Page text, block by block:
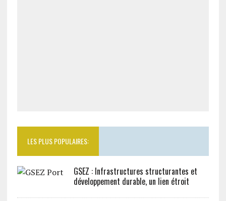
LES PLUS POPULAIRES:
GSEZ : Infrastructures structurantes et
développement durable, un lien étroit